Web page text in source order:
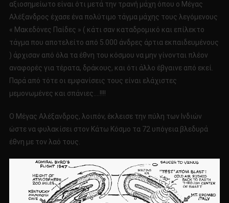
αξιοσημείωτο είναι ότι μετά την τρανή μάχη όπου ο Μέγας
Αλέξανδρος έχασε ένα πολύτιμο τάγμα μάχης τους λεγόμενους
« Μακεδόνες Παίδες » ( κάτι σαν καταδρομικό και επίλεκτο
τάγμα που αποτελείτο από 5.000 άνδρες άρτια εκπαιδευμένους
) άρχισαν από όλα τα έθνη του κόσμου να μην γίνονται πλέον
αναφορές για τέρατα, δράκους, και ότι άλλο έβγαινε από εκεί.
Παρά από τότε οι εμφανίσεις τους είναι ελάχιστες
μεμονωμένες και σπάνιες….!!!!
Ο Μέγας Αλέξανδρος, λοιπόν, έκλεισε την πύλη των Ινδιών
ώστε να φυλακίσει στον Κάτω Κόσμο τα 72 υπόγεια βλεδυρά
έθνη με τον λαό τους.